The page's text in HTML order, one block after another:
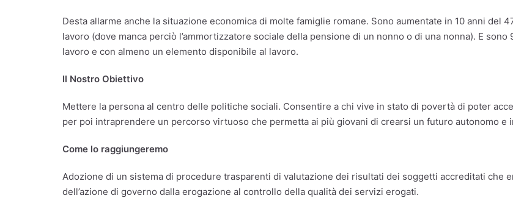
Desta allarme anche la situazione economica di molte famiglie romane. Sono aumentate in 10 anni del
lavoro (dove manca perciò l’ammortizzatore sociale della pensione di un nonno o di una nonna). E
lavoro e con almeno un elemento disponibile al lavoro.
Il Nostro Obiettivo
Mettere la persona al centro delle politiche sociali. Consentire a chi vive in stato di povertà di poter
per poi intraprendere un percorso virtuoso che permetta ai più giovani di crearsi un futuro autonomo e
Come lo raggiungeremo
Adozione di un sistema di procedure trasparenti di valutazione dei risultati dei soggetti accreditati che
dell’azione di governo dalla erogazione al controllo della qualità dei servizi erogati.